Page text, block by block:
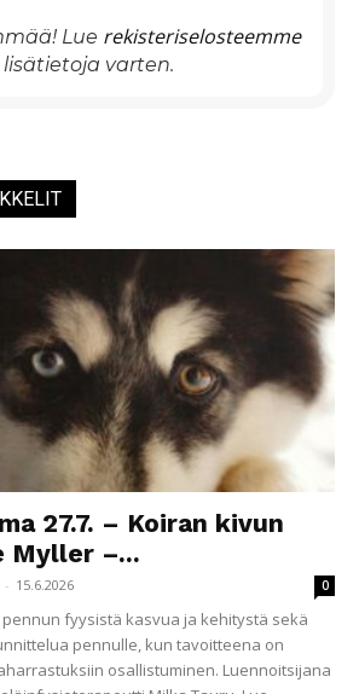
Lue rekisteriselosteemme
lisätietoja varten.
27.7. – Koiran kivun
Myller –...
- 15.6.2026 0
fyysistä kasvua ja kehitystä sekä
pennulle, kun tavoitteena on
osallistuminen. Luennoitsijana